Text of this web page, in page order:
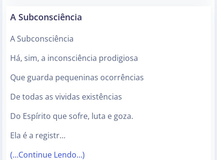
A Subconsciência
A Subconsciência
Há, sim, a inconsciência prodigiosa
Que guarda pequeninas ocorrências
De todas as vividas existências
Do Espírito que sofre, luta e goza.
Ela é a registr…
(…Continue Lendo…)